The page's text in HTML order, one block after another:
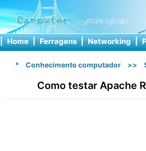
| Home | Ferragens | Networking |
* Conhecimento computador >>
Como testar Apache